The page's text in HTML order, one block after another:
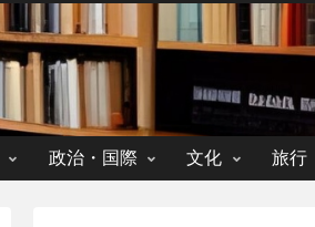
政治・国際 文化 旅行